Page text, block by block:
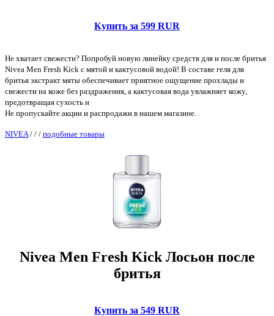
Купить за 599 RUR
Не хватает свежести? Попробуй новую линейку средств для и после бритья
Nivea Men Fresh Kick с мятой и кактусовой водой! В составе геля для
бритья экстракт мяты обеспечивает приятное ощущение прохлады и
свежести на коже без раздражения, а кактусовая вода увлажняет кожу,
предотвращая сухость и
Не пропускайте акции и распродажи в нашем магазине.
NIVEA/ / / подобные товары
Nivea Men Fresh Kick Лосьон после
бритья
Купить за 549 RUR